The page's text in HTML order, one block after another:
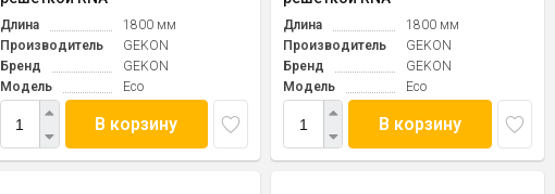
Длина
1800 мм
Производитель
GEKON
Бренд
GEKON
Модель
Eco
В корзину
Длина
1800 мм
Производитель
GEKON
Бренд
GEKON
Модель
Eco
В корзину